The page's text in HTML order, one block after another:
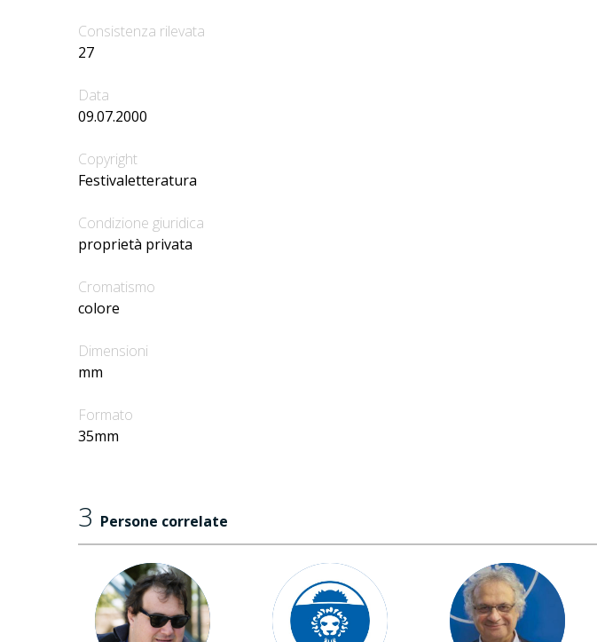
Consistenza rilevata
27
Data
09.07.2000
Copyright
Festivaletteratura
Condizione giuridica
proprietà privata
Cromatismo
colore
Dimensioni
mm
Formato
35mm
3 Persone correlate